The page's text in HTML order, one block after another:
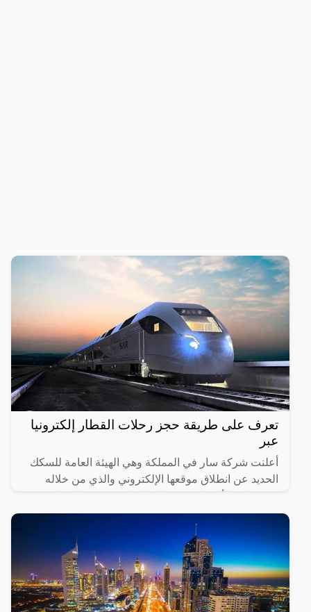
تعرف على طريقة حجز رحلات القطار إلكترونيا
عبر
أعلنت شركة سار في المملكة وهي الهيئة العامة للسكك
الحديد عن انطلاق موقعها الإلكتروني والذي من خلاله
المختلفة لها،